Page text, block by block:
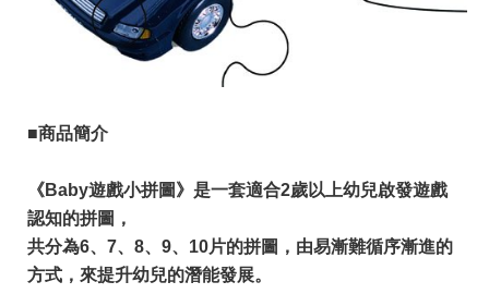
■商品簡介
《Baby遊戲小拼圖》是一套適合2歲以上幼兒啟發遊戲
認知的拼圖，
共分為6、7、8、9、10片的拼圖，由易漸難循序漸進的
方式，來提升幼兒的潛能發展。